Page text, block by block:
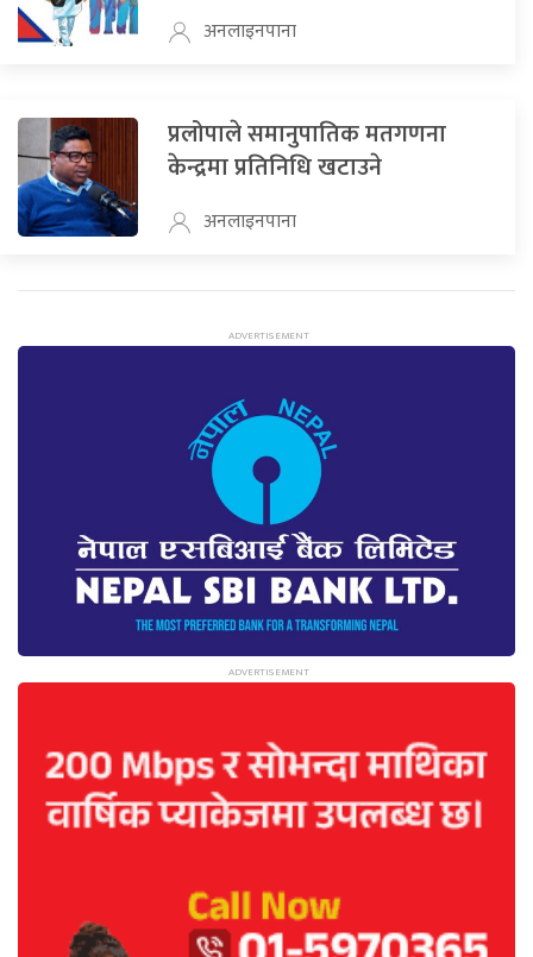
अनलाइनपाना
प्रलोपाले समानुपातिक मतगणना
केन्द्रमा प्रतिनिधि खटाउने
अनलाइनपाना